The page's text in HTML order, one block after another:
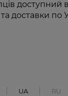
доступний
доставки по
UA RU